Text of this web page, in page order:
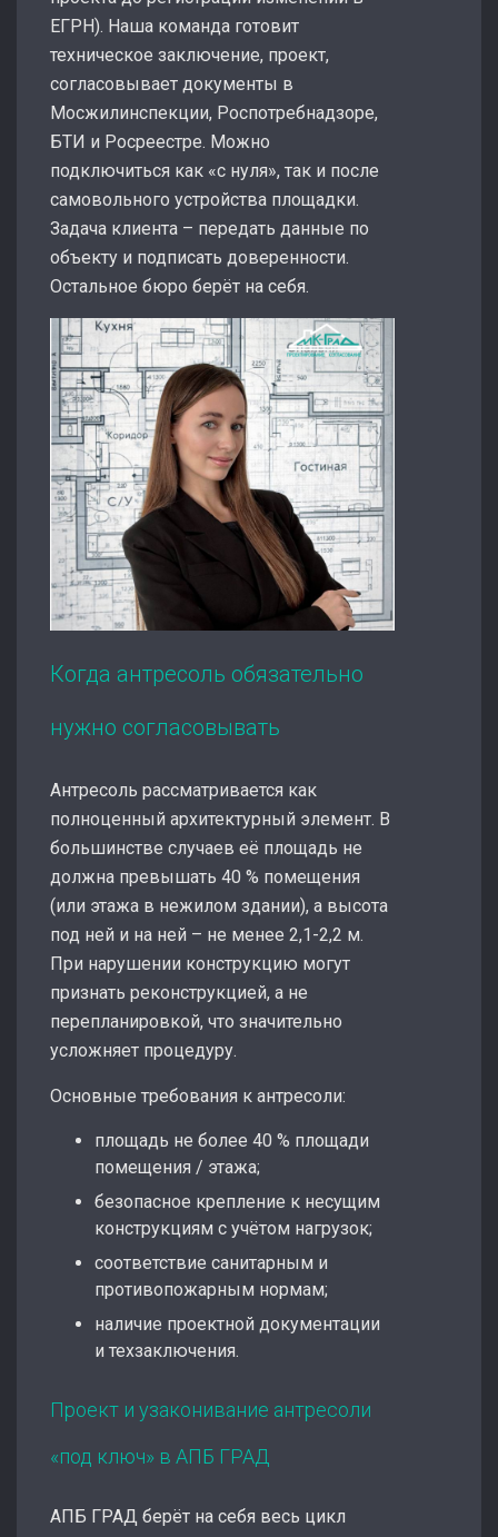
ЕГРН). Наша команда готовит
техническое заключение, проект,
согласовывает документы в
Мосжилинспекции, Роспотребнадзоре,
БТИ и Росреестре. Можно
подключиться как «с нуля», так и после
самовольного устройства площадки.
Задача клиента – передать данные по
объекту и подписать доверенности.
Остальное бюро берёт на себя.
Когда антресоль обязательно
нужно согласовывать
Антресоль рассматривается как
полноценный архитектурный элемент. В
большинстве случаев её площадь не
должна превышать 40 % помещения
(или этажа в нежилом здании), а высота
под ней и на ней – не менее 2,1-2,2 м.
При нарушении конструкцию могут
признать реконструкцией, а не
перепланировкой, что значительно
усложняет процедуру.
Основные требования к антресоли:
площадь не более 40 % площади
помещения / этажа;
безопасное крепление к несущим
конструкциям с учётом нагрузок;
соответствие санитарным и
противопожарным нормам;
наличие проектной документации
и техзаключения.
Проект и узаконивание антресоли
«под ключ» в АПБ ГРАД
АПБ ГРАД берёт на себя весь цикл